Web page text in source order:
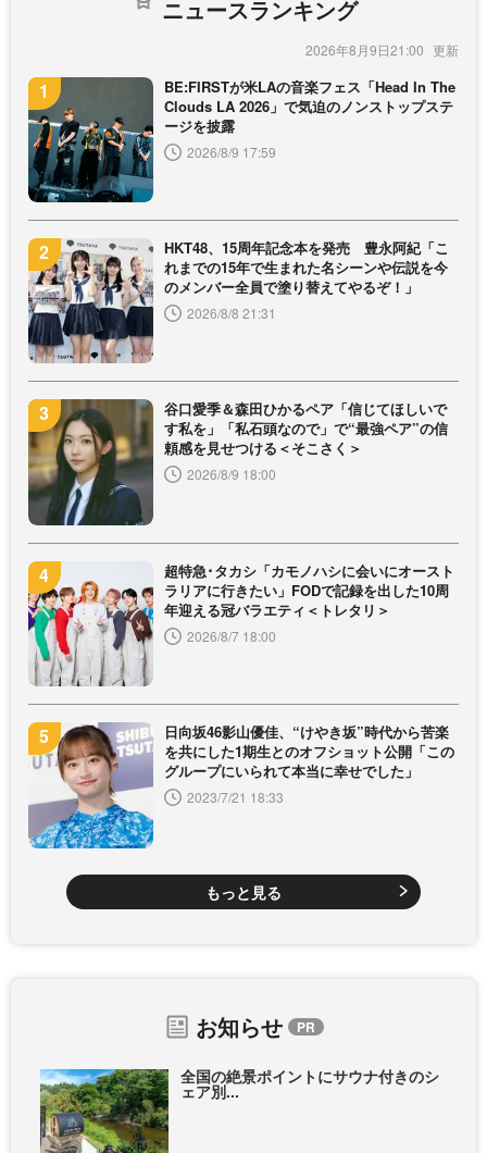
ニュースランキング
2026年8月9日21:00
BE:FIRSTが米LAの音楽フェス「Head In The
Clouds LA 2026」で気迫のノンストップステ
ージを披露
2026/8/9 17:59
HKT48、15周年記念本を発売 豊永阿紀「こ
れまでの15年で生まれた名シーンや伝説を今
のメンバー全員で塗り替えてやるぞ！」
2026/8/8 21:31
谷口愛季＆森田ひかるペア「信じてほしいで
す私を」「私石頭なので」で“最強ペア”の信
頼感を見せつける＜そこさく＞
2026/8/9 18:00
超特急･タカシ「カモノハシに会いにオースト
ラリアに行きたい」FODで記録を出した10周
年迎える冠バラエティ＜トレタリ＞
2026/8/7 18:00
日向坂46影山優佳、“けやき坂”時代から苦楽
を共にした1期生とのオフショット公開「この
グループにいられて本当に幸せでした」
2023/7/21 18:33
もっと見る
お知らせ
全国の絶景ポイントにサウナ付きのシ
ェア別...